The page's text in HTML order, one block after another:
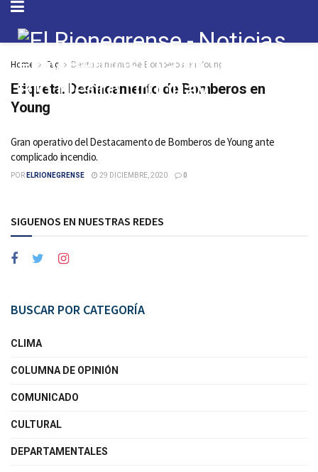
Home Tag Destacamento de Bomberos en Young
Etiqueta: Destacamento de Bomberos en
Young
Gran operativo del Destacamento de Bomberos de Young ante
complicado incendio.
POR ELRIONEGRENSE 29 DICIEMBRE, 2020 0
SIGUENOS EN NUESTRAS REDES
BUSCAR POR CATEGORÍA
CLIMA
COLUMNA DE OPINIÓN
COMUNICADO
CULTURAL
DEPARTAMENTALES